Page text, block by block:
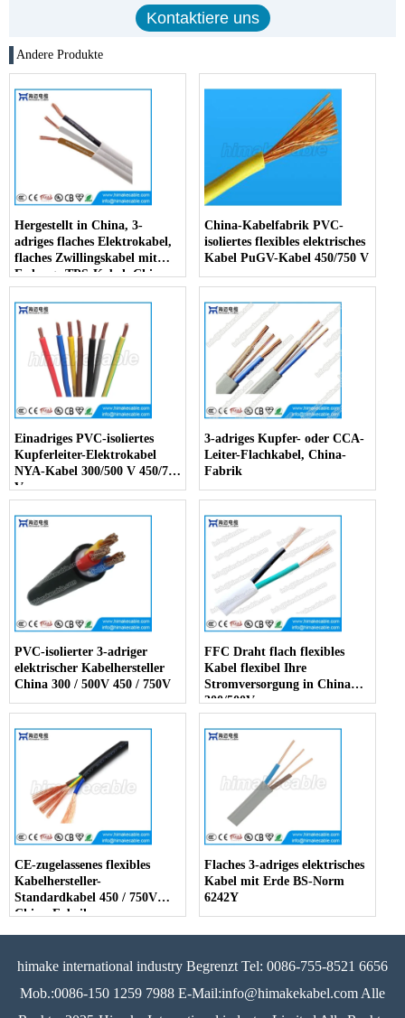
Andere Produkte
Hergestellt in China, 3-
adriges flaches Elektrokabel,
flaches Zwillingskabel mit
Erdungs-TPS-Kabel, China-
Fabrik
China-Kabelfabrik PVC-
isoliertes flexibles elektrisches
Kabel PuGV-Kabel 450/750 V
Einadriges PVC-isoliertes
Kupferleiter-Elektrokabel
NYA-Kabel 300/500 V 450/750
V
3-adriges Kupfer- oder CCA-
Leiter-Flachkabel, China-
Fabrik
PVC-isolierter 3-adriger
elektrischer Kabelhersteller
China 300 / 500V 450 / 750V
FFC Draht flach flexibles
Kabel flexibel Ihre
Stromversorgung in China
300/500V
CE-zugelassenes flexibles
Kabelhersteller-
Standardkabel 450 / 750V
China-Fabrik
Flaches 3-adriges elektrisches
Kabel mit Erde BS-Norm
6242Y
himake international industry Begrenzt Tel: 0086-755-8521 6656
Mob.:0086-150 1259 7988 E-Mail:info@himakekabel.com Alle